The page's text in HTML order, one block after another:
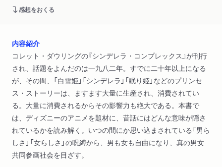
感想をおくる
内容紹介
コレット・ダウリングの『シンデレラ・コンプレックス』が刊行
され、話題をよんだのは一九八二年。すでに二十年以上になる
が、その間、「白雪姫」「シンデレラ」「眠り姫」などのプリンセ
ス・ストーリーは、ますます大量に生産され、消費されてい
る。大量に消費されるからその影響力も絶大である。本書で
は、ディズニーのアニメを題材に、昔話にはどんな意味が隠さ
れているかを読み解く。いつの間にか思い込まされている「男ら
しさ」「女らしさ」の呪縛から、男も女も自由になり、真の男女
共同参画社会を目ざす。